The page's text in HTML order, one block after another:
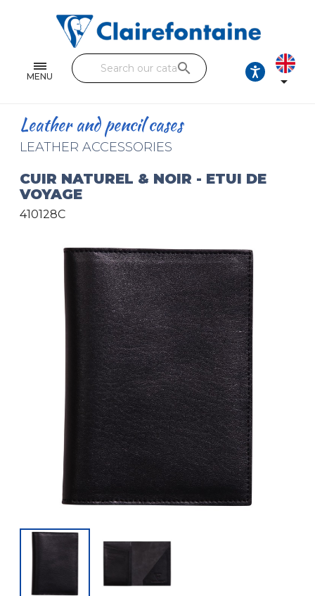
MENU
Single and double sheets
Fine arts
Handicraft
Pencil cases & Leather goods
All the collections
search

Leather and pencil cases
LEATHER ACCESSORIES
CUIR NATUREL & NOIR - ETUI DE
VOYAGE
410128C